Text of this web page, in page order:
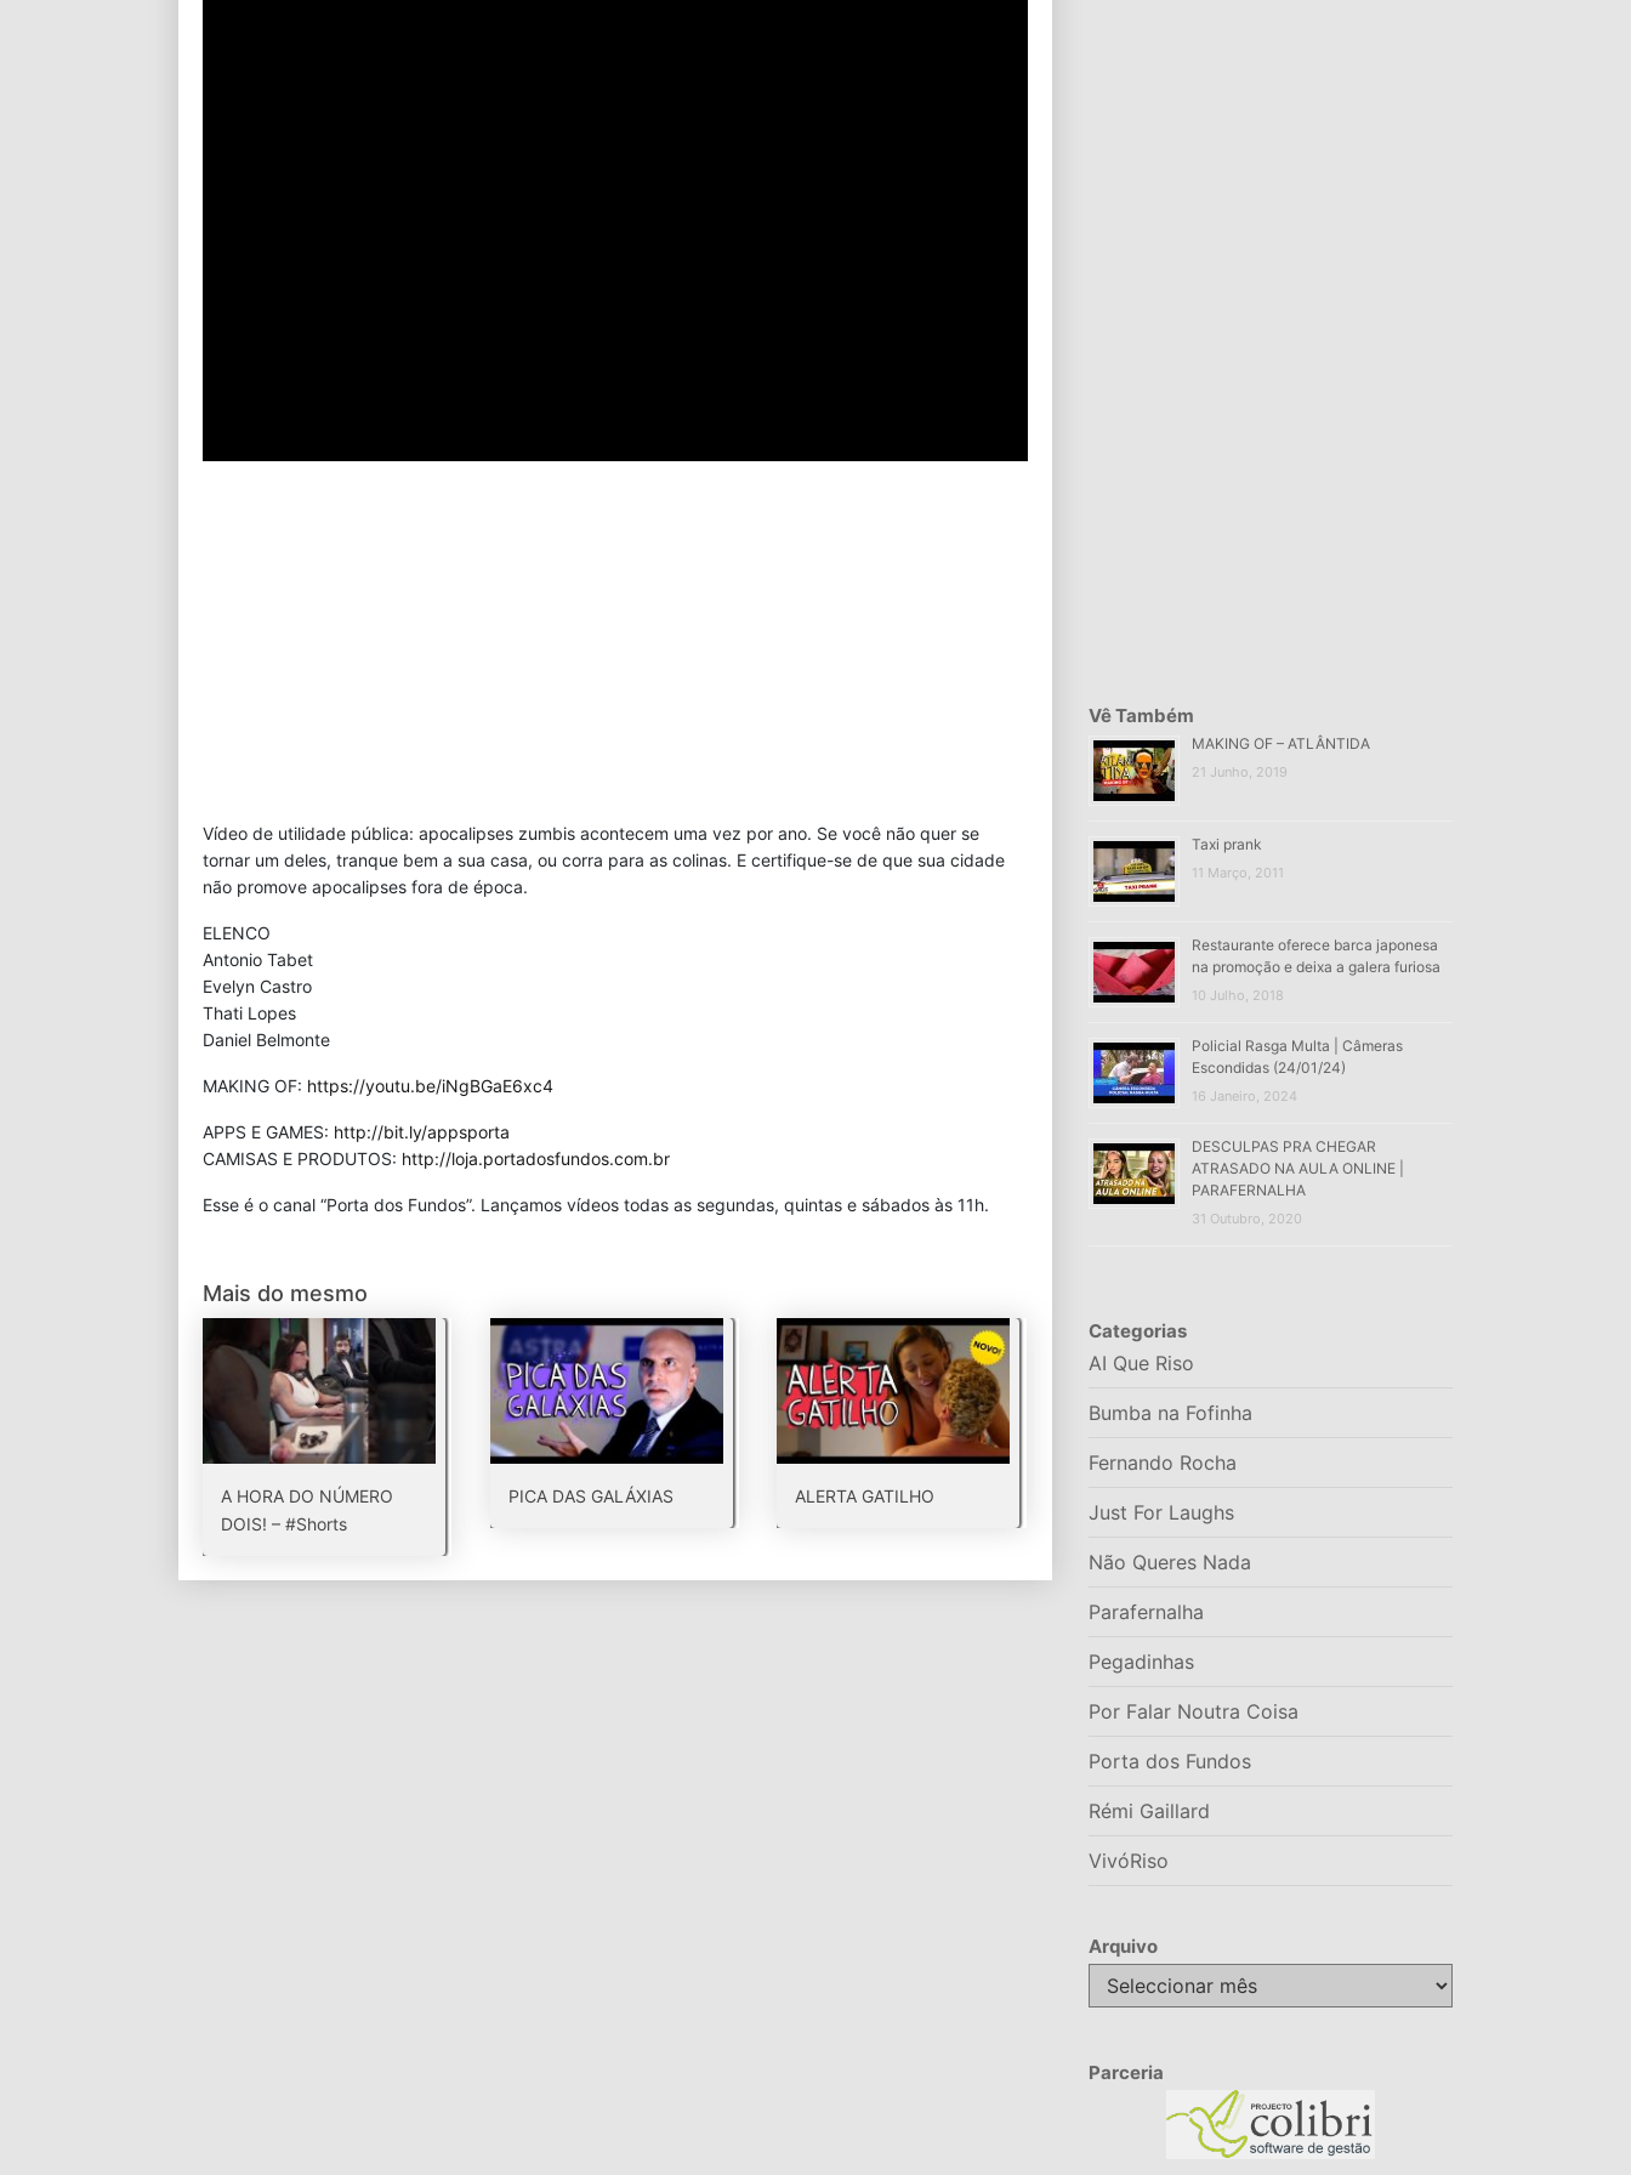
Vídeo de utilidade pública: apocalipses zumbis acontecem uma vez por ano. Se você não quer se
tornar um deles, tranque bem a sua casa, ou corra para as colinas. E certifique-se de que sua cidade
não promove apocalipses fora de época.
ELENCO
Antonio Tabet
Evelyn Castro
Thati Lopes
Daniel Belmonte
MAKING OF: https://youtu.be/iNgBGaE6xc4
APPS E GAMES: http://bit.ly/appsporta
CAMISAS E PRODUTOS: http://loja.portadosfundos.com.br
Esse é o canal “Porta dos Fundos”. Lançamos vídeos todas as segundas, quintas e sábados às 11h.
Mais do mesmo
A HORA DO NÚMERO
DOIS! – #Shorts
PICA DAS GALÁXIAS ALERTA GATILHO
Vê Também
MAKING OF – ATLÂNTIDA
21 Junho, 2019
Taxi prank
11 Março, 2011
Restaurante oferece barca japonesa
na promoção e deixa a galera furiosa
10 Julho, 2018
Policial Rasga Multa | Câmeras
Escondidas (24/01/24)
16 Janeiro, 2024
DESCULPAS PRA CHEGAR
ATRASADO NA AULA ONLINE |
PARAFERNALHA
31 Outubro, 2020
Categorias
AI Que Riso
Bumba na Fofinha
Fernando Rocha
Just For Laughs
Não Queres Nada
Parafernalha
Pegadinhas
Por Falar Noutra Coisa
Porta dos Fundos
Rémi Gaillard
VivóRiso
Arquivo
Arquivo
Parceria